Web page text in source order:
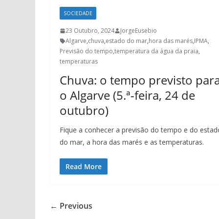
SOCIEDADE
23 Outubro, 2024
JorgeEusebio
Algarve,chuva,estado do mar,hora das marés,IPMA,
Previsão do tempo,temperatura da água da praia,
temperaturas
Chuva: o tempo previsto
o Algarve (5.ª-feira, 24 de
outubro)
Fique a conhecer a previsão do tempo e do
do mar, a hora das marés e as temperaturas.
Read More
← Previous